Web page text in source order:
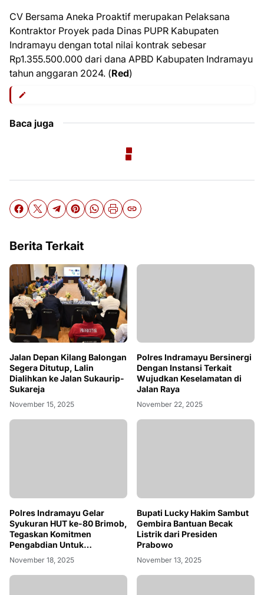
CV Bersama Aneka Proaktif merupakan Pelaksana
Kontraktor Proyek pada Dinas PUPR Kabupaten
Indramayu dengan total nilai kontrak sebesar
Rp1.355.500.000 dari dana APBD Kabupaten Indramayu
tahun anggaran 2024. (Red)
Baca juga
Berita Terkait
Jalan Depan Kilang Balongan
Segera Ditutup, Lalin
Dialihkan ke Jalan Sukaurip-
Sukareja
November 15, 2025
Polres Indramayu Bersinergi
Dengan Instansi Terkait
Wujudkan Keselamatan di
Jalan Raya
November 22, 2025
Polres Indramayu Gelar
Syukuran HUT ke-80 Brimob,
Tegaskan Komitmen
Pengabdian Untuk
Masyarakat
November 18, 2025
Bupati Lucky Hakim Sambut
Gembira Bantuan Becak
Listrik dari Presiden
Prabowo
November 13, 2025